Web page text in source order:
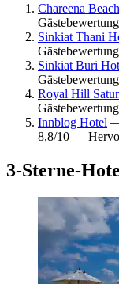
Chareena
Sinkiat Thani
Sinkiat Buri
Royal Hill
Innblog Hotel —
8,8/10 —
3-Sterne-